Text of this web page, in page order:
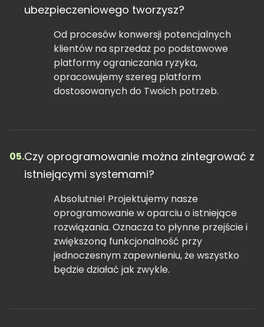
ubezpieczeniowego tworzysz?
Od procesów konwersji potencjalnych
klientów na sprzedaż po podstawowe
platformy ograniczania ryzyka,
opracowujemy szereg platform
dostosowanych do Twoich potrzeb.
05.Czy oprogramowanie można zintegrować z
istniejącymi systemami?
Absolutnie! Projektujemy nasze
oprogramowanie w oparciu o istniejące
rozwiązania. Oznacza to płynne przejście i
zwiększoną funkcjonalność przy
jednoczesnym zapewnieniu, że wszystko
będzie działać jak zwykle.